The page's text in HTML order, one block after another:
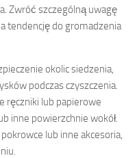
Zwróć szczególną uwagę
tendencję do gromadzenia
okolic siedzenia,
podczas czyszczenia.
ręczniki lub papierowe
inne powierzchnie wokół.
lub inne akcesoria,